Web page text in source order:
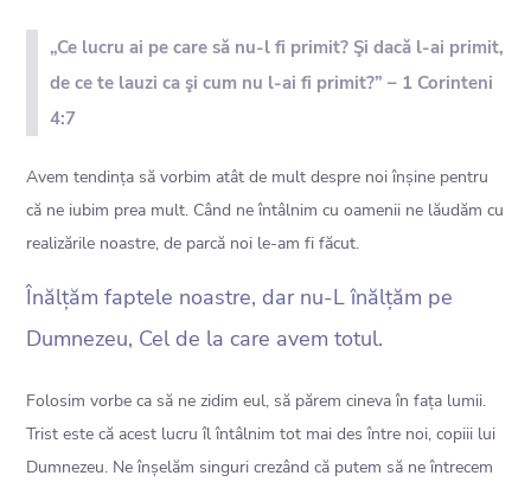
„Ce lucru ai pe care să nu-l fi primit? Şi dacă l-ai primit,
de ce te lauzi ca şi cum nu l-ai fi primit?” – 1 Corinteni
4:7
Avem tendința să vorbim atât de mult despre noi înșine pentru
că ne iubim prea mult. Când ne întâlnim cu oamenii ne lăudăm cu
realizările noastre, de parcă noi le-am fi făcut.
Înălțăm faptele noastre, dar nu-L înălțăm pe
Dumnezeu, Cel de la care avem totul.
Folosim vorbe ca să ne zidim eul, să părem cineva în fața lumii.
Trist este că acest lucru îl întâlnim tot mai des între noi, copiii lui
Dumnezeu. Ne înșelăm singuri crezând că putem să ne întrecem